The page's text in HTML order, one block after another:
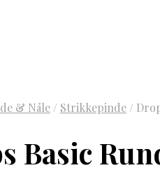
& Nåle / Strikkepinde /
Basic